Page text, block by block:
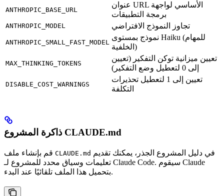
ANTHROPIC_BASE_URL
عنوان URL الأساسي لواجهة
برمجة التطبيقات
ANTHROPIC_MODEL تجاوز النموذج الافتراضي
ANTHROPIC_SMALL_FAST_MODEL
نموذج بمستوى Haiku (للمهام
الخلفية)
MAX_THINKING_TOKENS
تعيين ميزانية توكن التفكير (تعيين
إلى 0 لتعطيل وضع التفكير)
DISABLE_COST_WARNINGS
تعيين إلى 1 لتعطيل تحذيرات
التكلفة
ذاكرة المشروع CLAUDE.md
CLAUDE.md
تعليمات وسياق محدد للمشروع لـ Claude Code. سيقوم Claude
بتحميل هذا الملف تلقائيًا عند البدء.